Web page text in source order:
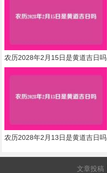
农历2028年2月15日是黄道吉日吗
农历2028年2月13日是黄道吉日吗
文章投稿